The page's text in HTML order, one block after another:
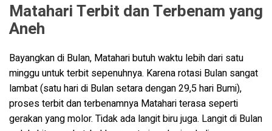
Matahari Terbit dan Terbenam yang
Aneh
Bayangkan di Bulan, Matahari butuh waktu lebih dari satu
minggu untuk terbit sepenuhnya. Karena rotasi Bulan sangat
lambat (satu hari di Bulan setara dengan 29,5 hari Bumi),
proses terbit dan terbenamnya Matahari terasa seperti
gerakan yang molor. Tidak ada langit biru juga. Langit di Bulan